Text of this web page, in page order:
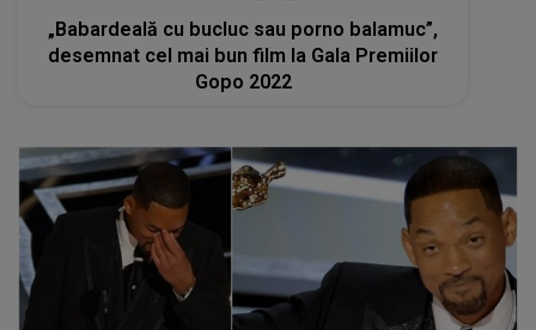
„Babardeală cu bucluc sau porno balamuc”,
desemnat cel mai bun film la Gala Premiilor
Gopo 2022